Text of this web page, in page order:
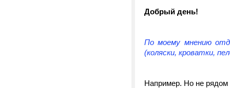
Добрый день!
По моему мнению
(коляски, кроватки,
Например. Но не рядом